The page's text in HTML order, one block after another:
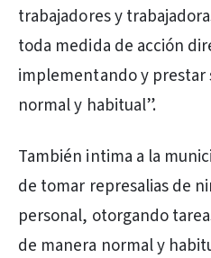
trabajadores y
toda medida de acción
implementando y prestar
normal y habitual”.
También intima a la
de tomar represalias de
personal, otorgando
de manera normal y